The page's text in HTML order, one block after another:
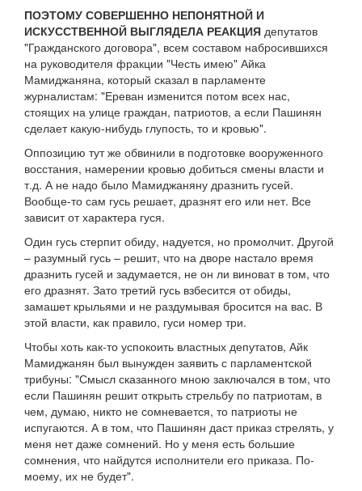
ПОЭТОМУ СОВЕРШЕННО НЕПОНЯТНОЙ И
ИСКУССТВЕННОЙ ВЫГЛЯДЕЛА РЕАКЦИЯ депутатов
"Гражданского договора", всем составом набросившихся
на руководителя фракции "Честь имею" Айка
Мамиджаняна, который сказал в парламенте
журналистам: "Ереван изменится потом всех нас,
стоящих на улице граждан, патриотов, а если Пашинян
сделает какую-нибудь глупость, то и кровью".
Оппозицию тут же обвинили в подготовке вооруженного
восстания, намерении кровью добиться смены власти и
т.д. А не надо было Мамиджаняну дразнить гусей.
Вообще-то сам гусь решает, дразнят его или нет. Все
зависит от характера гуся.
Один гусь стерпит обиду, надуется, но промолчит. Другой
– разумный гусь – решит, что на дворе настало время
дразнить гусей и задумается, не он ли виноват в том, что
его дразнят. Зато третий гусь взбесится от обиды,
замашет крыльями и не раздумывая бросится на вас. В
этой власти, как правило, гуси номер три.
Чтобы хоть как-то успокоить властных депутатов, Айк
Мамиджанян был вынужден заявить с парламентской
трибуны: "Смысл сказанного мною заключался в том, что
если Пашинян решит открыть стрельбу по патриотам, в
чем, думаю, никто не сомневается, то патриоты не
испугаются. А в том, что Пашинян даст приказ стрелять, у
меня нет даже сомнений. Но у меня есть большие
сомнения, что найдутся исполнители его приказа. По-
моему, их не будет".